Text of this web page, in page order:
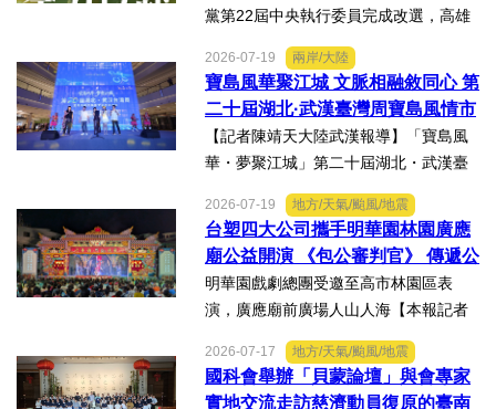
黨第22屆中央執行委員完成改選，高雄
市議員李雨庭順利當選中執委。李雨庭
表示，能夠獲得黨內同志的肯定與支
持，深感榮幸，也肩負更重大的責任，
未來將秉持初心，做好黨與地...
2026-07-19 兩岸/大陸
寶島風華聚江城 文脈相融敘同心 第
二十屆湖北·武漢臺灣周寶島風情市
集暨文化交流之夜在漢溫情上演
【記者陳靖天大陸武漢報導】「寶島風
華・夢聚江城」第二十屆湖北・武漢臺
灣周寶島風情市集暨文化交流之夜，7月
16日晚上在武漢武商夢時代一樓中庭溫
情上演，歌聲文脈聯結兩地，這場融美
食、文創、歌舞、匠人分享...
2026-07-19 地方/天氣/颱風/地震
台塑四大公司攜手明華園林園廣應
廟公益開演 《包公審判官》 傳遞公
義與自省精神
明華園戲劇總團受邀至高市林園區表
演，廣應廟前廣場人山人海【本報記者
陳明成高雄報導】台塑、南亞、台化及
台塑石化等四大公司邀請由當家小生孫
翠鳳領軍的明華園戲劇總團，周末晚在
2026-07-17 地方/天氣/颱風/地震
國科會舉辦「貝蒙論壇」與會專家
實地交流走訪慈濟動員復原的臺南